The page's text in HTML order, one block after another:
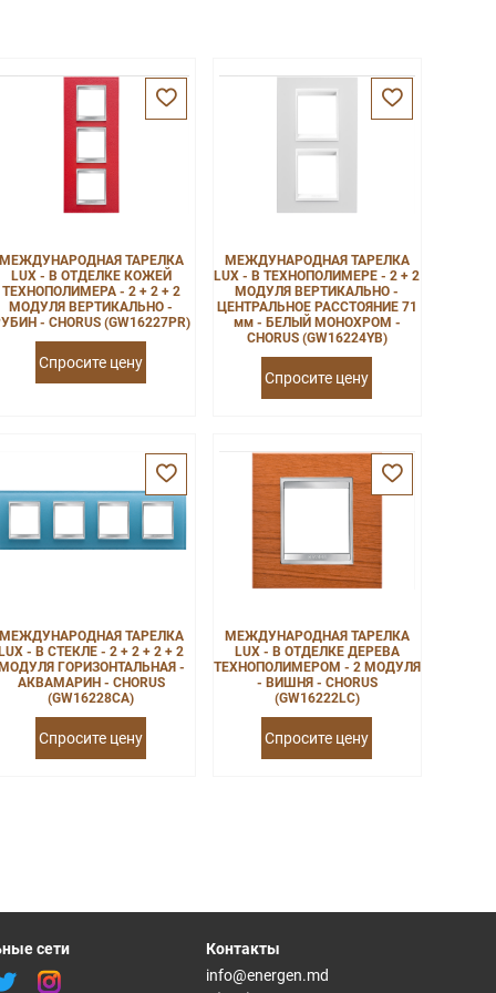
МЕЖДУНАРОДНАЯ ТАРЕЛКА
LUX - В ОТДЕЛКЕ КОЖЕЙ
ТЕХНОПОЛИМЕРА - 2 + 2 + 2
МОДУЛЯ ВЕРТИКАЛЬНО -
- CHORUS (GW16227PR)
Спросите цену
МЕЖДУНАРОДНАЯ ТАРЕЛКА
LUX - В ТЕХНОПОЛИМЕРЕ - 2 + 2
МОДУЛЯ ВЕРТИКАЛЬНО -
ЦЕНТРАЛЬНОЕ РАССТОЯНИЕ 71
мм - БЕЛЫЙ МОНОХРОМ -
CHORUS (GW16224YB)
Спросите цену
МЕЖДУНАРОДНАЯ ТАРЕЛКА
LUX - В СТЕКЛЕ - 2 + 2 + 2 + 2
МОДУЛЯ ГОРИЗОНТАЛЬНАЯ -
АКВАМАРИН - CHORUS
(GW16228CA)
Спросите цену
МЕЖДУНАРОДНАЯ ТАРЕЛКА
LUX - В ОТДЕЛКЕ ДЕРЕВА
ТЕХНОПОЛИМЕРОМ - 2 МОДУЛЯ
- ВИШНЯ - CHORUS
(GW16222LC)
Спросите цену
сети
Контакты
info@energen.md